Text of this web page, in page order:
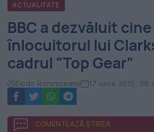
România
-
Evenimentul
Zilei
ACTUALITATE
BBC a dezvăluit
înlocuitorul lui
cadrul "Top Gear"
Dodo Romniceanu 17 iunie 2015,
COMENTEAZĂ ȘTIREA